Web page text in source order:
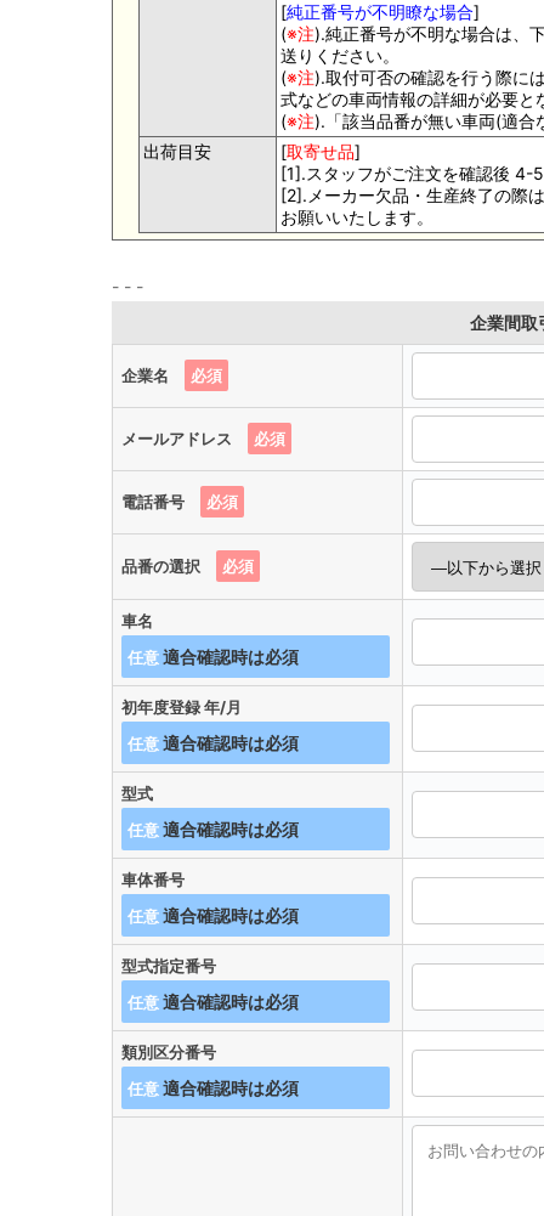
[純正番号が不明瞭な場合]
(※注).純正番号が不明な場合は、
送りください。
(※注).取付可否の確認を行う際に
式などの車両情報の詳細が必要と
(※注).「該当品番が無い車両(適合
出荷目安
[取寄せ品]
[1].スタッフがご注文を確認後 4-
[2].メーカー欠品・生産終了の際
お願いいたします。
企業間取
企業名 必須
メールアドレス 必須
電話番号 必須
品番の選択 必須
車名
任意
初年度登録 年/月
任意
型式
任意
車体番号
任意
型式指定番号
任意
類別区分番号
任意